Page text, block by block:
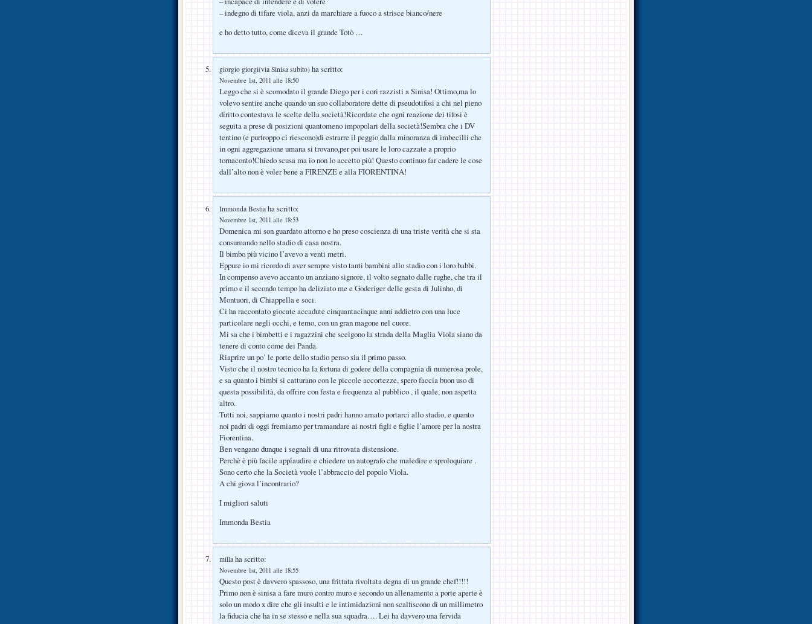
– indegno di tifare viola, anzi da marchiare a fuoco a strisce bianco/nere
e ho detto tutto, come diceva il grande Totò …
giorgio giorgi(via Sinisa subito) ha scritto:
Novembre 1st, 2011 alle 18:50
Leggo che si è scomodato il grande Diego per i cori razzisti a Sinisa! Ottimo,ma lo
volevo sentire anche quando un suo collaboratore dette di pseudotifosi a chi nel pieno
diritto contestava le scelte della società!Ricordate che ogni reazione dei tifosi è
seguita a prese di posizioni quantomeno impopolari della società!Sembra che i DV
tentino (e purtroppo ci riescono)di estrarre il peggio dalla minoranza di imbecilli che
in ogni aggregazione umana si trovano,per poi usare le loro cazzate a proprio
tornaconto!Chiedo scusa ma io non lo accetto più! Questo continuo far cadere le cose
dall’alto non è voler bene a FIRENZE e alla FIORENTINA!
Immonda Bestia ha scritto:
Novembre 1st, 2011 alle 18:53
Domenica mi son guardato attorno e ho preso coscienza di una triste verità che si sta
consumando nello stadio di casa nostra.
Il bimbo più vicino l’avevo a venti metri.
Eppure io mi ricordo di aver sempre visto tanti bambini allo stadio con i loro babbi.
In compenso avevo accanto un anziano signore, il volto segnato dalle rughe, che tra il
primo e il secondo tempo ha deliziato me e Goderiger delle gesta di Julinho, di
Montuori, di Chiappella e soci.
Ci ha raccontato giocate accadute cinquantacinque anni addietro con una luce
particolare negli occhi, e temo, con un gran magone nel cuore.
Mi sa che i bimbetti e i ragazzini che scelgono la strada della Maglia Viola siano da
tenere di conto come dei Panda.
Riaprire un po’ le porte dello stadio penso sia il primo passo.
Visto che il nostro tecnico ha la fortuna di godere della compagnia di numerosa prole,
e sa quanto i bimbi si catturano con le piccole accortezze, spero faccia buon uso di
questa possibilità, da offrire con festa e frequenza al pubblico , il quale, non aspetta
altro.
Tutti noi, sappiamo quanto i nostri padri hanno amato portarci allo stadio, e quanto
noi padri di oggi fremiamo per tramandare ai nostri figli e figlie l’amore per la nostra
Fiorentina.
Ben vengano dunque i segnali di una ritrovata distensione.
Perchè è più facile applaudire e chiedere un autografo che maledire e sproloquiare .
Sono certo che la Società vuole l’abbraccio del popolo Viola.
A chi giova l’incontrario?
I migliori saluti
Immonda Bestia
milla ha scritto:
Novembre 1st, 2011 alle 18:55
Questo post è davvero spassoso, una frittata rivoltata degna di un grande chef!!!!!
Primo non è sinisa a fare muro contro muro e secondo un allenamento a porte aperte è
solo un modo x dire che gli insulti e le intimidazioni non scalfiscono di un millimetro
la fiducia che ha in se stesso e nella sua squadra…. Lei ha davvero una fervida